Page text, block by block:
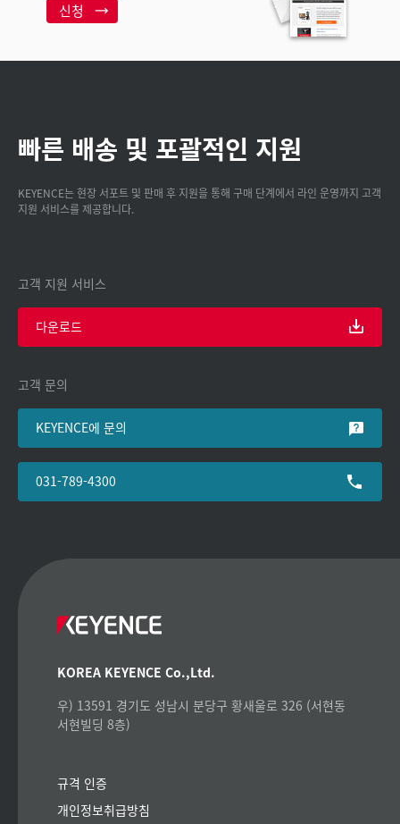
신청
빠른 배송 및 포괄적인 지원
KEYENCE는 현장 서포트 및 판매 후 지원을 통해 구매 단계에서 라인 운영까지 고객
지원 서비스를 제공합니다.
고객 지원 서비스
다운로드
고객 문의
KEYENCE에 문의
031-789-4300
KOREA KEYENCE Co.,Ltd.
우) 13591 경기도 성남시 분당구 황새울로 326 (서현동
서현빌딩 8층)
규격 인증
개인정보취급방침